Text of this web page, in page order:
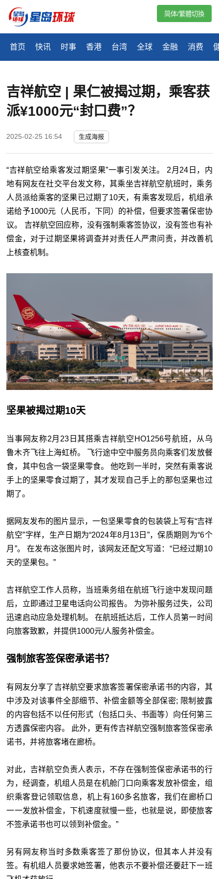
首页 快讯 时事 香港 台湾 全球 金融 消费
简体/繁體切換
吉祥航空 | 果仁被揭过期，乘客获
派¥1000元“封口费”？
2025-02-25 16:54 生成海报
“吉祥航空给乘客发过期坚果”一事引发关注。 2月24日，内
地有网友在社交平台发文称，其乘坐吉祥航空航班时，乘务
人员派给乘客的坚果已过期了10天，有乘客发现后，机组承
诺给予1000元（人民币，下同）的补偿，但要求签署保密协
议。 吉祥航空回应称，没有强制乘客签协议，没有签也有补
偿金，对于过期坚果将调查并对责任人严肃问责，并改善机
上核查机制。
坚果被揭过期10天
当事网友称2月23日其搭乘吉祥航空HO1256号航班，从乌
鲁木齐飞往上海虹桥。 飞行途中空中服务员向乘客们发放餐
食，其中包含一袋坚果零食。 他吃到一半时，突然有乘客说
手上的坚果零食过期了，其才发现自己手上的那包坚果也过
期了。
据网友发布的图片显示，一包坚果零食的包装袋上写有“吉祥
航空”字样，生产日期为“2024年8月13日”，保质期则为“6个
月”。 在发布这张图片时，该网友还配文写道：“已经过期10
天的坚果包。”
吉祥航空工作人员称，当班乘务组在航班飞行途中发现问题
后，立即通过卫星电话向公司报告。 为弥补服务过失，公司
迅速启动应急处理机制。 在航班抵达后，工作人员第一时间
向旅客致歉，并提供1000元/人服务补偿金。
强制旅客签保密承诺书？
有网友分享了吉祥航空要求旅客签署保密承诺书的内容，其
中涉及对该事件全部细节、补偿金额等全部保密; 限制披露
的内容包括不以任何形式（包括口头、书面等）向任何第三
方透露保密内容。 此外，更有传吉祥航空强制旅客签保密承
诺书，并将旅客堵在廊桥。
对此，吉祥航空负责人表示，不存在强制签保密承诺书的行
为，经调查，机组人员是在机舱门口向乘客发放补偿金，组
织乘客登记领取信息，机上有160多名旅客，我们在廊桥口
一一发放补偿金，下机速度就慢一些，也就是说，即使旅客
不签承诺书也可以领到补偿金。”
另有网友称当时多数乘客签了那份协议，但其本人并没有
签。有机组人员要求她签署，他表示不要补偿还要赶下一班